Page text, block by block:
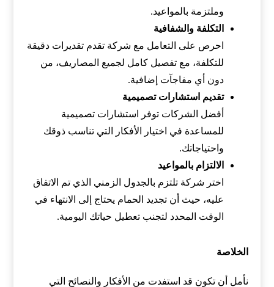
وملتزمة بالمواعيد.
التكلفة والشفافية
احرص على التعامل مع شركة تقدم تقديرات دقيقة
للتكلفة، مع تفصيل كامل لجميع المصاريف، من
دون أي مفاجآت إضافية.
تقديم استشارات تصميمية
أفضل الشركات توفر استشارات تصميمية
للمساعدة في اختيار الأفكار التي تناسب ذوقك
واحتياجاتك.
الالتزام بالمواعيد
اختر شركة تلتزم بالجدول الزمني الذي تم الاتفاق
عليه، حيث أن تجديد الحمام يحتاج إلى الانتهاء في
الوقت المحدد لتجنب تعطيل حياتك اليومية.
الخلاصة
نأمل أن تكون قد استفدت من الأفكار والنصائح التي